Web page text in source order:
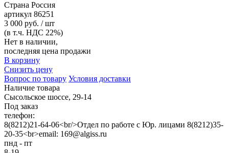
Страна Россия
артикул 86251
3 000 руб. / шт
(в т.ч. НДС 22%)
Нет в наличии,
последняя цена продажи
В корзину
Снизить цену
Вопрос по товару Условия доставки
Наличие товара
Сысольское шоссе, 29-14
Под заказ
телефон:
8(8212)21-64-06<br/>Отдел по работе с Юр. лицами 8(8212)35-
20-35<br>email: 169@algiss.ru
пнд - пт